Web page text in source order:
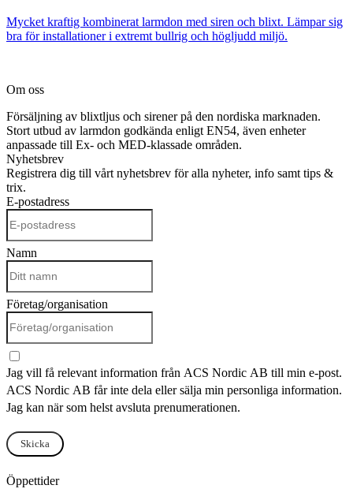
Mycket kraftig kombinerat larmdon med siren och blixt. Lämpar sig
bra för installationer i extremt bullrig och högljudd miljö.
Om oss
Försäljning av blixtljus och sirener på den nordiska marknaden.
Stort utbud av larmdon godkända enligt EN54, även enheter
anpassade till Ex- och MED-klassade områden.
Nyhetsbrev
Registrera dig till vårt nyhetsbrev för alla nyheter, info samt tips &
trix.
E-postadress
Namn
Företag/organisation
Jag vill få relevant information från ACS Nordic AB till min e-post.
ACS Nordic AB får inte dela eller sälja min personliga information.
Jag kan när som helst avsluta prenumerationen.
Skicka
Öppettider